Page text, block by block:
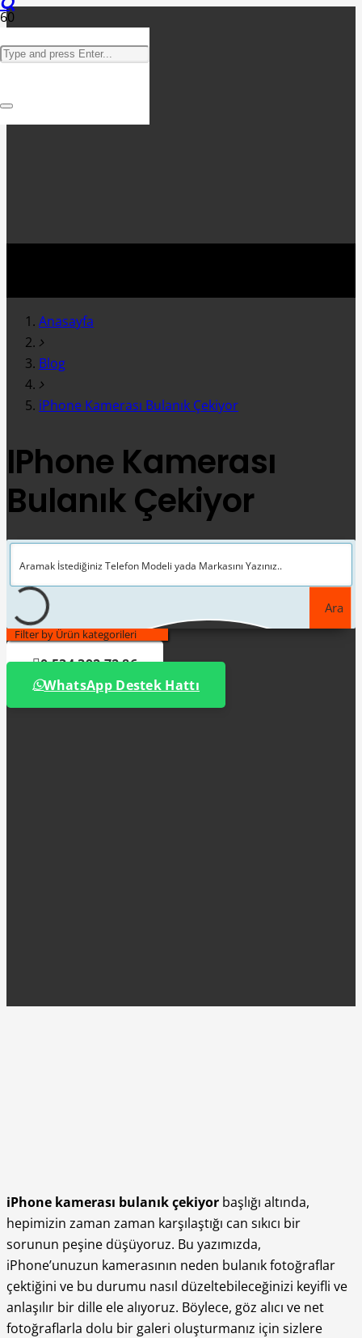
Anasayfa
Blog
iPhone Kamerası Bulanık Çekiyor
IPhone Kamerası
Bulanık Çekiyor
Ara
Filter by Ürün kategorileri
0 534 392 72 86
WhatsApp Destek Hattı
iPhone kamerası bulanık çekiyor başlığı altında,
hepimizin zaman zaman karşılaştığı can sıkıcı bir
sorunun peşine düşüyoruz. Bu yazımızda,
iPhone’unuzun kamerasının neden bulanık fotoğraflar
çektiğini ve bu durumu nasıl düzeltebileceğinizi keyifli ve
anlaşılır bir dille ele alıyoruz. Böylece, göz alıcı ve net
fotoğraflarla dolu bir galeri oluşturmanız için sizlere